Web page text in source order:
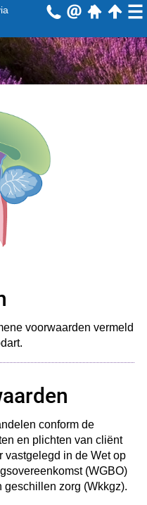
voorwaarden vermeld
conform de
en plichten van cliënt
vastgelegd in de Wet op
(WGBO)
geschillen zorg (Wkkgz).